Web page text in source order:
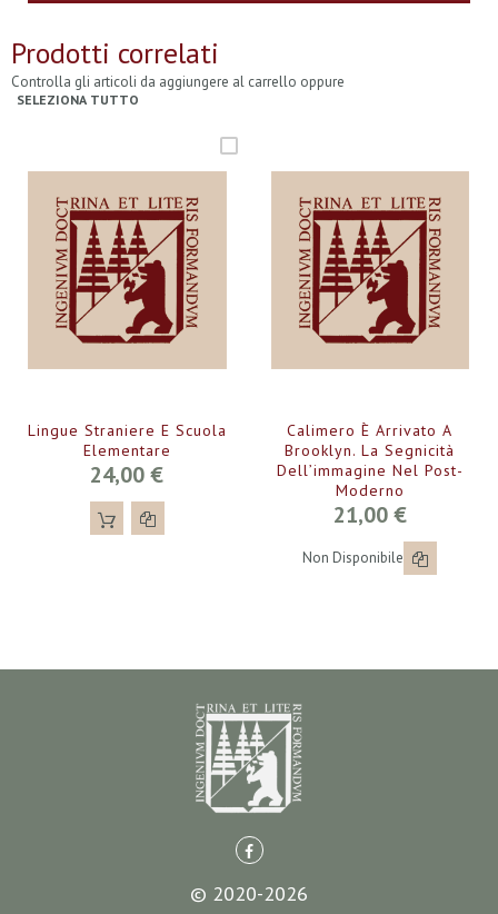
Prodotti correlati
Controlla gli articoli da aggiungere al carrello oppure
SELEZIONA TUTTO
Lingue Straniere E Scuola
Elementare
24,00 €
Calimero È Arrivato A
Brooklyn. La Segnicità
Dell’immagine Nel Post-
Moderno
21,00 €
Non Disponibile
© 2020-2026